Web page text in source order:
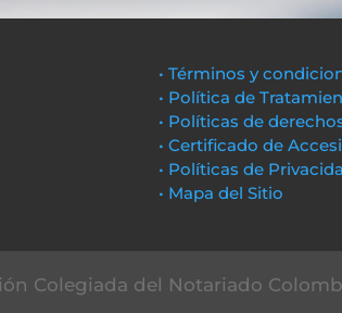
• Términos y
• Política de
• Políticas de
• Certificado de
• Políticas de
• Mapa del Sitio
Colegiada del Notariado